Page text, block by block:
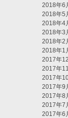
2018年6
2018年5
2018年4
2018年3
2018年2
2018年1
2017年
2017年
2017年
2017年9
2017年8
2017年7
2017年6